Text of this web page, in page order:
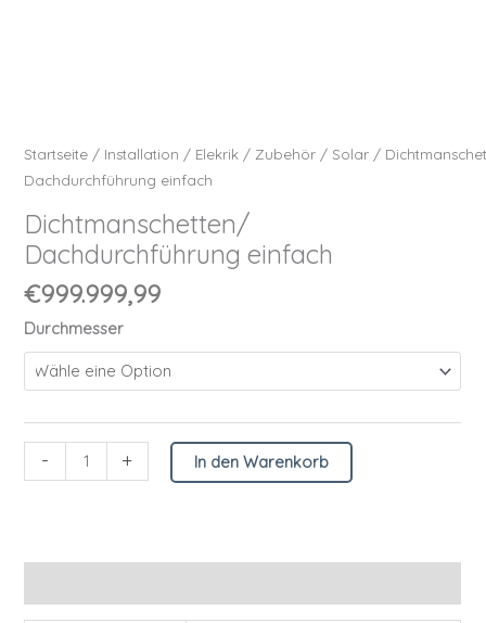
Startseite / Installation / Elekrik / Zubehör /Solar /
Dachdurchführung einfach
Dichtmanschetten/
Dachdurchführung einfach
€999.999,99
Durchmesser
- + In den Warenkorb